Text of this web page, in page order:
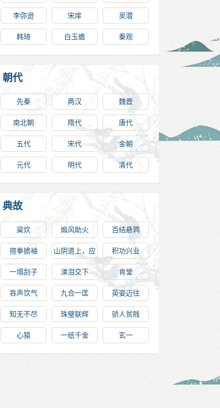
李弥逊 宋庠 吴潜
韩琦 白玉蟾 秦观
朝代
先秦 两汉 魏晋
南北朝 隋代 唐代
五代 宋代 金朝
元代 明代 清代
典故
粱炊 煽风助火 百结悬鹑
揎拳掳袖
山阴道上，应
接不暇
积功兴业
一塌刮子 涕泪交下 肯堂
吞声饮气 九合一匡 英姿迈往
知无不尽 珠璧联辉 骄人贫贱
心猿 一纸千金 玄一